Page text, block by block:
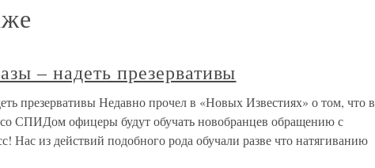
– надеть презервативы
презервативы Недавно прочел в «Новых Известиях» о том, что в
СПИДом офицеры будут обучать новобранцев обращению с
Нас из действий подобного рода обучали разве что натягиванию